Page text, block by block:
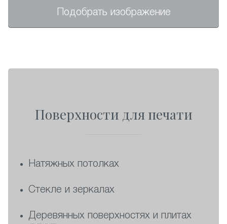
Подобрать изображение
Поверхности для печати
Натяжных потолках
Стекле и зеркалах
Деревянных поверхностях и плитах